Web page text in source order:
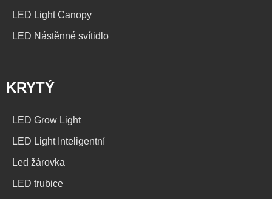
LED Light Canopy
LED Nástěnné svítidlo
KRYTÝ
LED Grow Light
LED Light Inteligentní
Led žárovka
LED trubice